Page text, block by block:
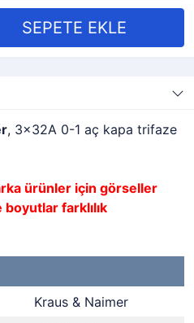
, 3x32A 0-1 aç kapa trifaze
ürünler için görseller
farklılık
Kraus & Naimer